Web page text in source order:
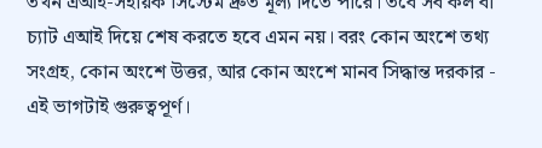
চ্যাট এআই দিয়ে শেষ করতে হবে এমন নয়। বরং কোন অংশে তথ্য
সংগ্রহ, কোন অংশে উত্তর, আর কোন অংশে মানব সিদ্ধান্ত দরকার -
এই ভাগটাই গুরুত্বপূর্ণ।